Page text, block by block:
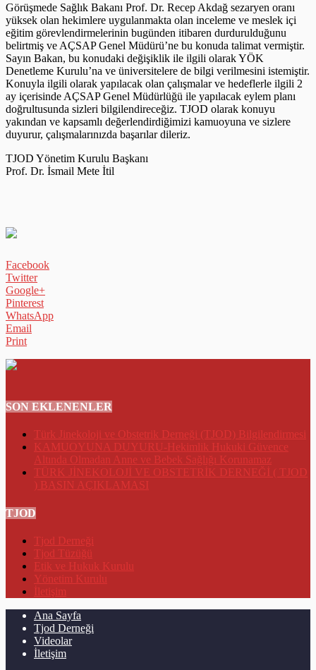
Görüşmede Sağlık Bakanı Prof. Dr. Recep Akdağ sezaryen oranı
yüksek olan hekimlere uygulanmakta olan inceleme ve meslek içi
eğitim görevlendirmelerinin bugünden itibaren durdurulduğunu
belirtmiş ve AÇSAP Genel Müdürü’ne bu konuda talimat vermiştir.
Sayın Bakan, bu konudaki değişiklik ile ilgili olarak YÖK
Denetleme Kurulu’na ve üniversitelere de bilgi verilmesini istemiştir.
Konuyla ilgili olarak yapılacak olan çalışmalar ve hedeflerle ilgili 2
ay içerisinde AÇSAP Genel Müdürlüğü ile yapılacak eylem planı
doğrultusunda sizleri bilgilendireceğiz. TJOD olarak konuyu
yakından ve kapsamlı değerlendirdiğimizi kamuoyuna ve sizlere
duyurur, çalışmalarınızda başarılar dileriz.
TJOD Yönetim Kurulu Başkanı
Prof. Dr. İsmail Mete İtil
Facebook
Twitter
Google+
Pinterest
WhatsApp
Email
Print
SON EKLENENLER
Türk Jinekoloji ve Obstetrik Derneği (TJOD) Bilgilendirmesi
KAMUOYUNA DUYURU-Hekimlik Hukuki Güvence
Altında Olmadan Anne ve Bebek Sağlığı Korunamaz
TÜRK JİNEKOLOJİ VE OBSTETRİK DERNEĞİ ( TJOD
) BASIN AÇIKLAMASI
TJOD
Tjod Derneği
Tjod Tüzüğü
Etik ve Hukuk Kurulu
Yönetim Kurulu
İletişim
Ana Sayfa
Tjod Derneği
Videolar
İletişim